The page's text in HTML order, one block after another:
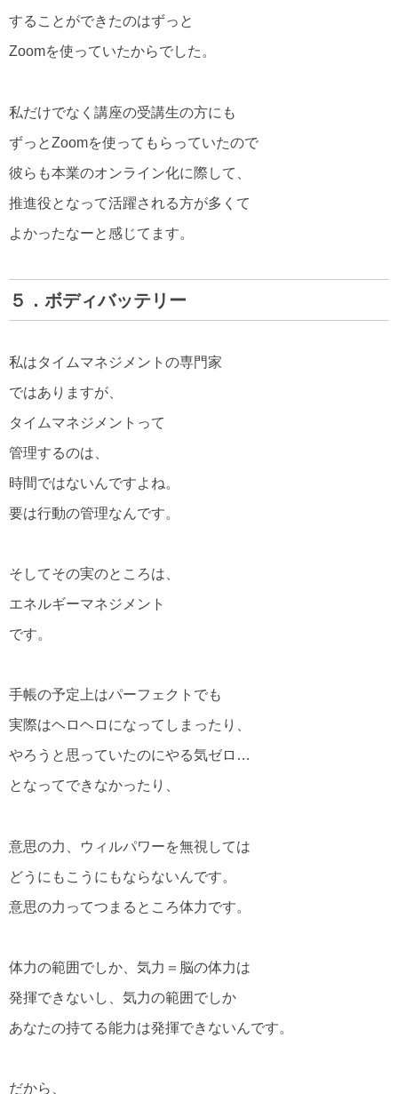
することができたのはずっと
Zoomを使っていたからでした。
私だけでなく講座の受講生の方にも
ずっとZoomを使ってもらっていたので
彼らも本業のオンライン化に際して、
推進役となって活躍される方が多くて
よかったなーと感じてます。
５．ボディバッテリー
私はタイムマネジメントの専門家
ではありますが、
タイムマネジメントって
管理するのは、
時間ではないんですよね。
要は行動の管理なんです。
そしてその実のところは、
エネルギーマネジメント
です。
手帳の予定上はパーフェクトでも
実際はヘロヘロになってしまったり、
やろうと思っていたのにやる気ゼロ…
となってできなかったり、
意思の力、ウィルパワーを無視しては
どうにもこうにもならないんです。
意思の力ってつまるところ体力です。
体力の範囲でしか、気力＝脳の体力は
発揮できないし、気力の範囲でしか
あなたの持てる能力は発揮できないんです。
だから、